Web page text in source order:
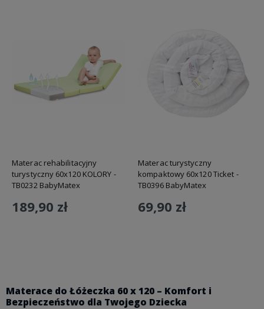
Materac rehabilitacyjny
turystyczny 60x120 KOLORY -
TB0232 BabyMatex
189,90 zł
Materac turystyczny
kompaktowy 60x120 Ticket -
TB0396 BabyMatex
69,90 zł
Materace do Łóżeczka 60 x 120 – Komfort i
Bezpieczeństwo dla Twojego Dziecka